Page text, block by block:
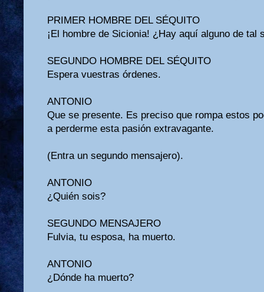
PRIMER HOMBRE DEL SÉQUITO
¡El hombre de Sicionia! ¿Hay aquí alguno de tal
SEGUNDO HOMBRE DEL SÉQUITO
Espera vuestras órdenes.
ANTONIO
Que se presente. Es preciso que rompa estos
a perderme esta pasión extravagante.
(Entra un segundo mensajero).
ANTONIO
¿Quién sois?
SEGUNDO MENSAJERO
Fulvia, tu esposa, ha muerto.
ANTONIO
¿Dónde ha muerto?